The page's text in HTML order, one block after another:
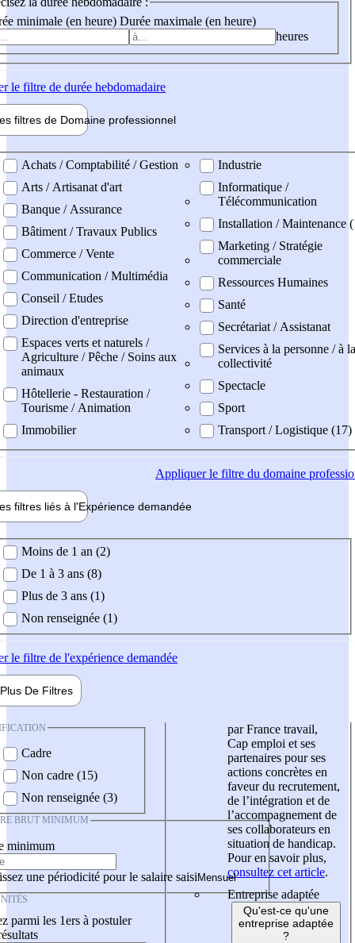
minimale (en heure) Durée maximale (en heure)
heures
le filtre de durée hebdomadaire
filtres de Domaine professionnel
professionel
Achats / Comptabilité / Gestion
Arts / Artisanat d'art
Banque / Assurance
Bâtiment / Travaux Publics
Commerce / Vente
Communication / Multimédia
Conseil / Etudes
Direction d'entreprise
Espaces verts et naturels /
Agriculture / Pêche / Soins aux
animaux
Hôtellerie - Restauration /
Tourisme / Animation
Immobilier
Industrie
Informatique /
Télécommunication
Installation / Maintenance
Marketing / Stratégie
commerciale
Ressources Humaines
Santé
Secrétariat / Assistanat
Services à la personne / à la
collectivité
Spectacle
Sport
Transport / Logistique (17)
Appliquerle filtre du domaine
filtres liés à l'Expérience demandée
demandée
Moins de 1 an (2)
De 1 à 3 ans (8)
Plus de 3 ans (1)
Non renseignée (1)
le filtre de l'expérience demandée
Plus De Filtres
Cadre
Non cadre (15)
Non renseignée (3)
BRUT MINIMUM
minimum
une périodicité pour le salaire saisi
parmi les 1ers à postuler
par France travail,
Cap emploi et ses
partenaires pour ses
actions concrètes en
faveur du recrutement,
de l’intégration et de
l’accompagnement de
ses collaborateurs en
situation de handicap.
Pour en savoir plus,
consultez cet article.
Entreprise adaptée
Qu'est-ce qu'une
entreprise adaptée
?